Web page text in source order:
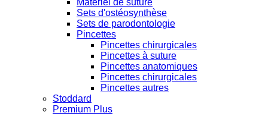
Sets d'ostéosynthèse
Sets de parodontologie
Pincettes
Pincettes chirurgicales
Pincettes à suture
Pincettes anatomiques
Pincettes chirurgicales
Pincettes autres
Stoddard
Premium Plus